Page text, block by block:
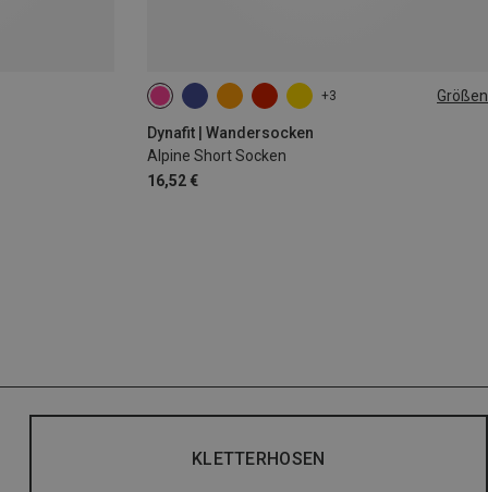
+3 Größen
Dynafit | Wandersocken
Alpine Short Socken
16,52 €
35|36|37|38 39|40|41|42
KLETTERHOSEN